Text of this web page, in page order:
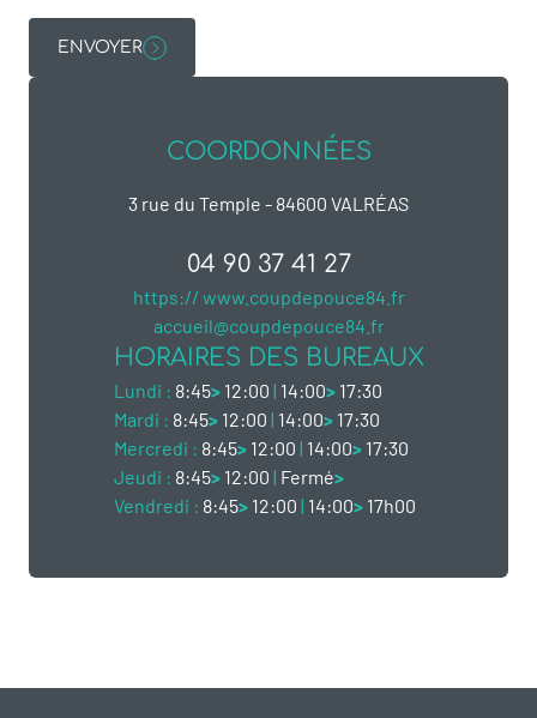
ENVOYER
COORDONNÉES
3 rue du Temple - 84600 VALRÉAS
04 90 37 41 27
https:// www.coupdepouce84.fr
accueil@coupdepouce84.fr
HORAIRES DES BUREAUX
Lundi : 8:45>12:00 | 14:00>17:30
Mardi : 8:45>12:00 | 14:00>17:30
Mercredi : 8:45>12:00 | 14:00>17:30
Jeudi : 8:45>12:00 | Fermé>
Vendredi : 8:45>12:00 | 14:00>17h00